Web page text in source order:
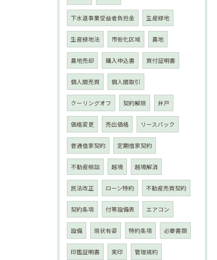
下水道事業受益者負担金 生産緑地
生産緑地法 市街化区域 農地
農地売却 購入申込書 買付証明書
個人間売買 個人間取引
クーリングオフ 契約解除 井戸
価格変更 売出価格 リースバック
普通借家契約 定期借家契約
不動産相談 越境 越境解消
民法改正 ローン特約 不動産売買契約
契約条項 付帯設備表 エアコン
設備 現状有姿 特約条項 必要書類
印鑑証明書 実印 管理規約